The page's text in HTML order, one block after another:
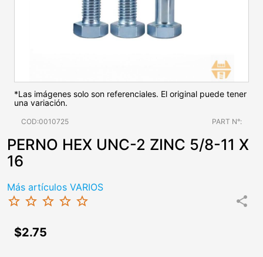
*Las imágenes solo son referenciales. El original puede tener
una variación.
COD:0010725 PART N°:
PERNO HEX UNC-2 ZINC 5/8-11 X
16
Más artículos VARIOS
star_border star_border star_border star_border star_border share
$2.75